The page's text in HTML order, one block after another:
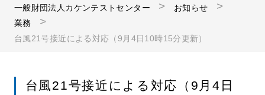
一般財団法人カケンテストセンター
お知らせ
業務
台風21号接近による対応（9月4日10時15分更新）
台風21号接近による対応（9月4日